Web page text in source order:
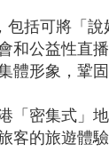
括可將「
公益性直
形象，鞏
密集式」
的旅遊體